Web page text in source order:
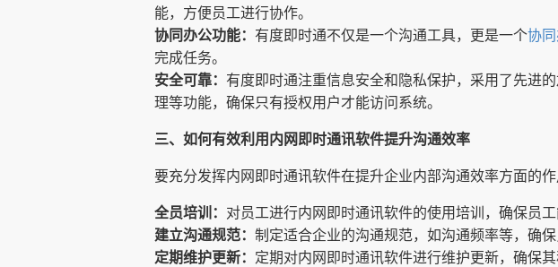
能，方便员工进行协作。
协同办公功能： 有度即时通不仅是一个沟通工具，更是一个协
完成任务。
安全可靠： 有度即时通注重信息安全和隐私保护，采用了先进
理等功能，确保只有授权用户才能访问系统。
三、如何有效利用内网即时通讯软件提升沟通效率
要充分发挥内网即时通讯软件在提升企业内部沟通效率方面的作
全员培训： 对员工进行内网即时通讯软件的使用培训，确保员
建立沟通规范： 制定适合企业的沟通规范，如沟通频率等，确
定期维护更新： 定期对内网即时通讯软件进行维护更新，确保其